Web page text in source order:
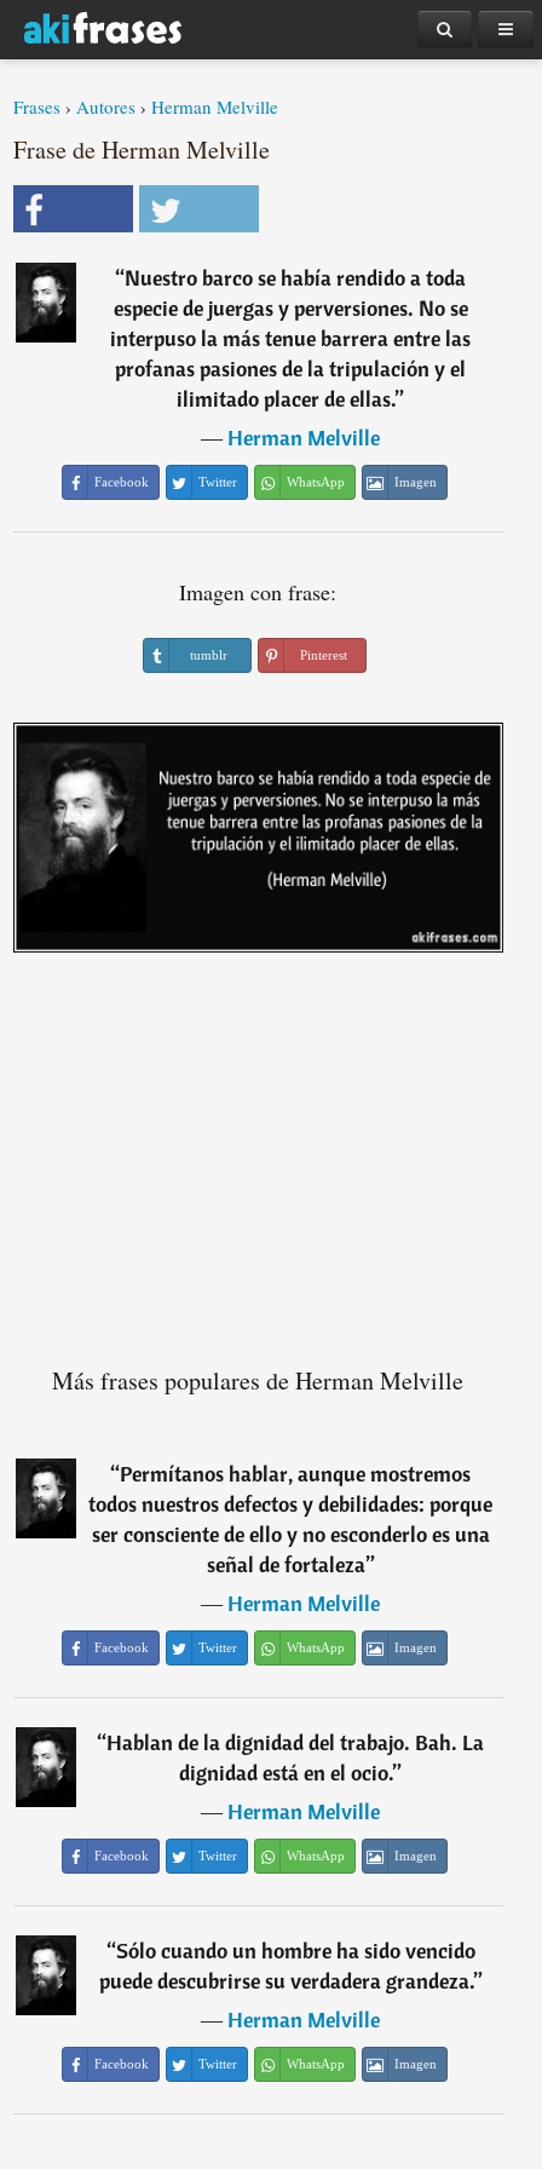
Frases ›Autores ›Herman Melville
Frase de Herman Melville
“Nuestro barco se había rendido a toda
especie de juergas y perversiones. No se
interpuso la más tenue barrera entre las
profanas pasiones de la tripulación y el
ilimitado placer de ellas.”
―Herman Melville
Facebook Twitter WhatsApp Imagen
Imagen con frase:
tumblr Pinterest
Más frases populares de Herman Melville
“Permítanos hablar, aunque mostremos
todos nuestros defectos y debilidades: porque
ser consciente de ello y no esconderlo es una
señal de fortaleza”
―Herman Melville
Facebook Twitter WhatsApp Imagen
“Hablan de la dignidad del trabajo. Bah. La
dignidad está en el ocio.”
―Herman Melville
Facebook Twitter WhatsApp Imagen
“Sólo cuando un hombre ha sido vencido
puede descubrirse su verdadera grandeza.”
―Herman Melville
Facebook Twitter WhatsApp Imagen